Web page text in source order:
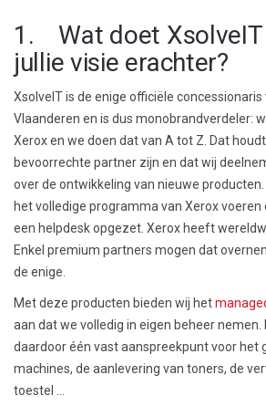
1. Wat doet XsolveIT
jullie visie erachter?
XsolveIT is de enige officiële concessionaris
Vlaanderen en is dus monobrandverdeler:
Xerox en we doen dat van A tot Z. Dat
bevoorrechte partner zijn en dat wij
over de ontwikkeling van nieuwe
het volledige programma van Xerox
een helpdesk opgezet. Xerox heeft
Enkel premium partners mogen dat
de enige.
Met deze producten bieden wij het
aan dat we volledig in eigen beheer
daardoor één vast aanspreekpunt voor het
machines, de aanlevering van toners, de
toestel …